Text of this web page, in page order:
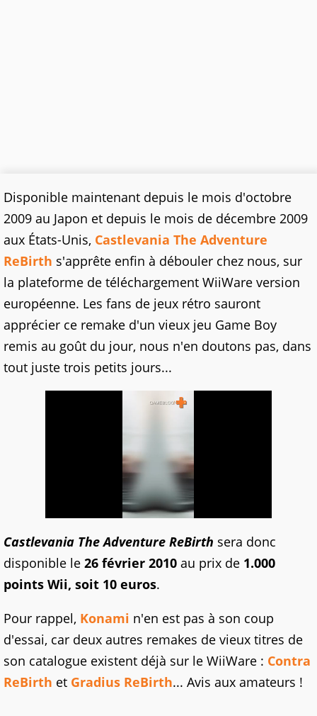
Disponible maintenant depuis le mois d'octobre
2009 au Japon et depuis le mois de décembre 2009
aux États-Unis, Castlevania The Adventure
ReBirth s'apprête enfin à débouler chez nous, sur
la plateforme de téléchargement WiiWare version
européenne. Les fans de jeux rétro sauront
apprécier ce remake d'un vieux jeu Game Boy
remis au goût du jour, nous n'en doutons pas, dans
tout juste trois petits jours...
Castlevania The Adventure ReBirth sera donc
disponible le 26 février 2010 au prix de 1.000
points Wii, soit 10 euros.
Pour rappel, Konami n'en est pas à son coup
d'essai, car deux autres remakes de vieux titres de
son catalogue existent déjà sur le WiiWare : Contra
ReBirth et Gradius ReBirth... Avis aux amateurs !